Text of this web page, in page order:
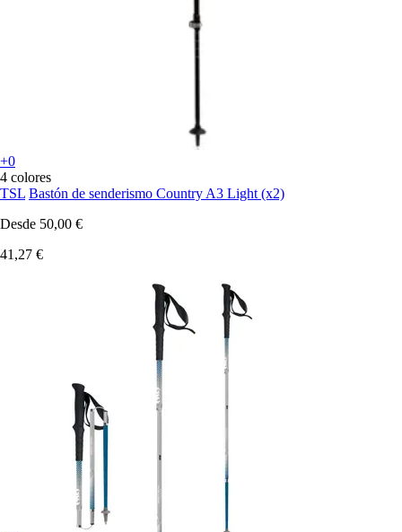
+0
4 colores
TSL Bastón de senderismo Country A3 Light (x2)
Desde 50,00 €
41,27 €